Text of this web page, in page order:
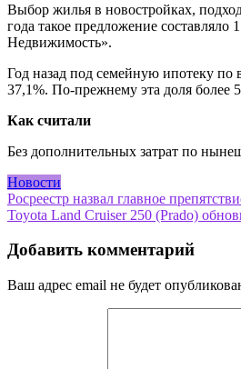
Выбор жилья в новостройках,
года такое предложение
Недвижимость».
Год назад под семейную ипотеку по
37,1%. По-прежнему эта доля более
Как считали
Без дополнительных затрат по
Новости
Навигация
по
записям
Росреестр назвал главное
Toyota Land Cruiser 250 (Prado)
Добавить комментарий
Ваш адрес email не будет